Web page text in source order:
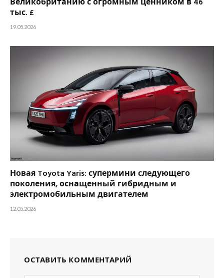
тыс. £
19.05.2026
Новая Toyota Yaris: супермини следующего
поколения, оснащенный гибридным и
электромобильным двигателем
12.05.2026
ОСТАВИТЬ КОММЕНТАРИЙ